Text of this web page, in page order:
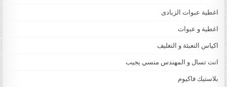
اغطية عبوات الزبادى
اغطية و عبوات
اكياس التعبئة و التغليف
انت تسال و المهندس منسي يجيب
بلاستيك فاكيوم